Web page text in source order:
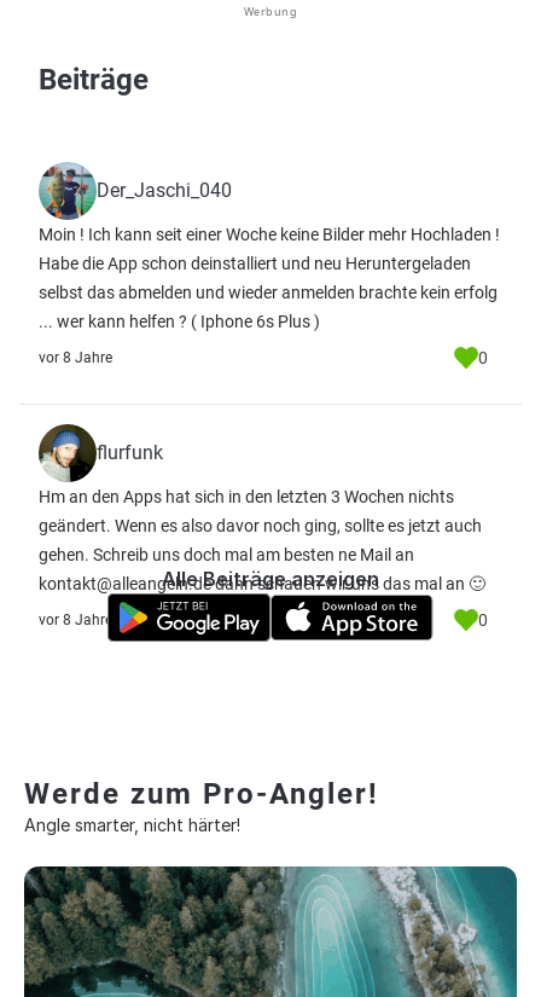
Werbung
Beiträge
Der_Jaschi_040
Moin ! Ich kann seit einer Woche keine Bilder mehr Hochladen !
Habe die App schon deinstalliert und neu Heruntergeladen
selbst das abmelden und wieder anmelden brachte kein erfolg
... wer kann helfen ? ( Iphone 6s Plus )
vor 8 Jahre 0
flurfunk
Hm an den Apps hat sich in den letzten 3 Wochen nichts
geändert. Wenn es also davor noch ging, sollte es jetzt auch
gehen. Schreib uns doch mal am besten ne Mail an
kontakt@alleangeln.de dann schauen wir uns das mal an 🙂
vor 8 Jahre 0
Alle Beiträge anzeigen
Werde zum Pro-Angler!
Angle smarter, nicht härter!